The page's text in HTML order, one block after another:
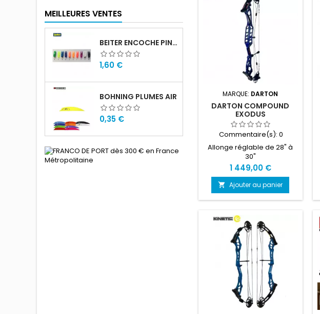
MEILLEURES VENTES
BEITER ENCOCHE PIN SMALL
Prix
1,60 €
BOHNING PLUMES AIR
Prix
0,35 €
MARQUE: DARTON
DARTON COMPOUND
EXODUS
Commentaire(s): 0
Allonge réglable de 28" à
30"
Prix
1 449,00 €
 Ajouter au panier